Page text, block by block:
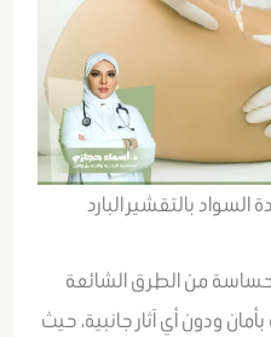
بالتقشير البارد
من الطرق الشائعة
ودون أي آثار جانبية، حيث